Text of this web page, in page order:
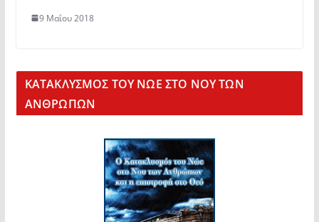
9 Μαΐου 2018
KΑΤΑΚΛΥΣΜΟΣ ΤΟΥ ΝΩΕ ΣΤΟ ΝΟΥ ΤΩΝ
ΑΝΘΡΩΠΩΝ